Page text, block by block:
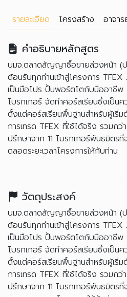
รายละเอียด โครงสร้าง อาจา
คำอธิบายหลักสูตร
บมจ.ตลาดสัญญาซื้อขายล่วงหน้า (ป
ต้อนรับทุกท่านเข้าสู่โครงการ
เป็นมือโปร ปั้นพอร์ตโตกับมืออาชีพ
โบรกเกอร์ จัดทำคอร์สเรียนซึ่งเป็น
ตั้งแต่คอร์สเรียนพื้นฐานสำหรับผู้เริ่
การเทรด TFEX ที่ใช้ได้จริง รวม
ปรึกษาจาก 11 โบรกเกอร์พันธมิตรที่จ
ตลอดระยะเวลาโครงการให้กับท่าน
วัตถุประสงค์
บมจ.ตลาดสัญญาซื้อขายล่วงหน้า (ป
ต้อนรับทุกท่านเข้าสู่โครงการ
เป็นมือโปร ปั้นพอร์ตโตกับมืออาชีพ
โบรกเกอร์ จัดทำคอร์สเรียนซึ่งเป็น
ตั้งแต่คอร์สเรียนพื้นฐานสำหรับผู้เริ่
การเทรด TFEX ที่ใช้ได้จริง รวม
ปรึกษาจาก 11 โบรกเกอร์พันธมิตรที่จ